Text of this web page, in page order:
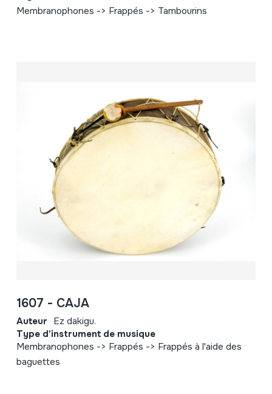
Membranophones -> Frappés -> Tambourins
1607 - CAJA
Auteur Ez dakigu.
Type d'instrument de musique
Membranophones -> Frappés -> Frappés à l'aide des
baguettes